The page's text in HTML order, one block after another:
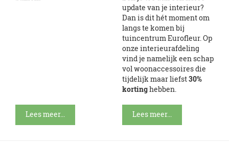
Lees meer...
update van je interieur?
Dan is dit hét moment om
langs te komen bij
tuincentrum Eurofleur. Op
onze interieurafdeling
vind je namelijk een schap
vol woonaccessoires die
tijdelijk maar liefst30%
kortinghebben.
Lees meer...